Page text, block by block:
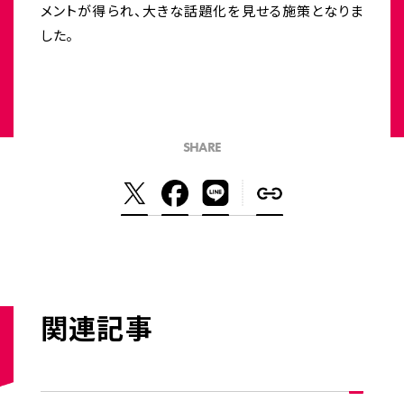
メントが得られ、大きな話題化を見せる施策となりま
した。
SHARE
関連記事